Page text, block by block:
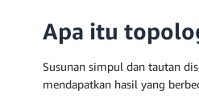
Apa itu
Susunan simpul dan tautan
mendapatkan hasil yang